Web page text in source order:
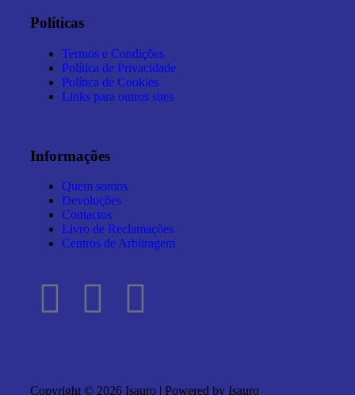
Políticas
Termos e Condições
Política de Privacidade
Política de Cookies
Links para outros sites
Informações
Quem somos
Devoluções
Contactos
Livro de Reclamações
Centros de Arbitragem
Copyright © 2026 Isauro | Powered by Isauro